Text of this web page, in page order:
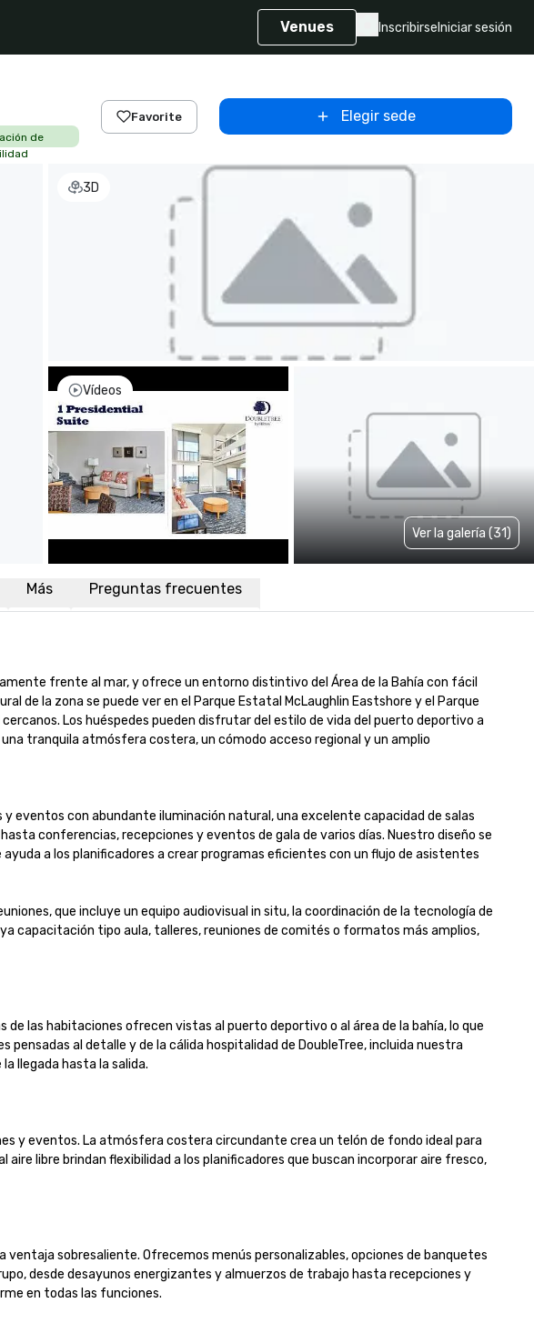
Venues Inscribirse Iniciar sesión
de
Favorite Elegir sede
3D
Vídeos
Ver la galería (31)
Más Preguntas frecuentes
frente al mar, y ofrece un entorno distintivo del Área de la Bahía con fácil
de la zona se puede ver en el Parque Estatal McLaughlin Eastshore y el Parque
Los huéspedes pueden disfrutar del estilo de vida del puerto deportivo a
tranquila atmósfera costera, un cómodo acceso regional y un amplio
y eventos con abundante iluminación natural, una excelente capacidad de salas
conferencias, recepciones y eventos de gala de varios días. Nuestro diseño se
a los planificadores a crear programas eficientes con un flujo de asistentes
que incluye un equipo audiovisual in situ, la coordinación de la tecnología de
capacitación tipo aula, talleres, reuniones de comités o formatos más amplios,
de las habitaciones ofrecen vistas al puerto deportivo o al área de la bahía, lo que
al detalle y de la cálida hospitalidad de DoubleTree, incluida nuestra
llegada hasta la salida.
y eventos. La atmósfera costera circundante crea un telón de fondo ideal para
libre brindan flexibilidad a los planificadores que buscan incorporar aire fresco,
ventaja sobresaliente. Ofrecemos menús personalizables, opciones de banquetes
desde desayunos energizantes y almuerzos de trabajo hasta recepciones y
en todas las funciones.